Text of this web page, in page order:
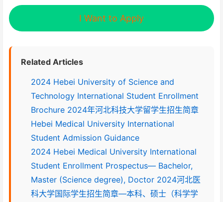
I Want to Apply
Related Articles
2024 Hebei University of Science and
Technology International Student Enrollment
Brochure 2024年河北科技大学留学生招生简章
Hebei Medical University International
Student Admission Guidance
2024 Hebei Medical University International
Student Enrollment Prospectus— Bachelor,
Master (Science degree), Doctor 2024河北医
科大学国际学生招生简章—本科、硕士（科学学